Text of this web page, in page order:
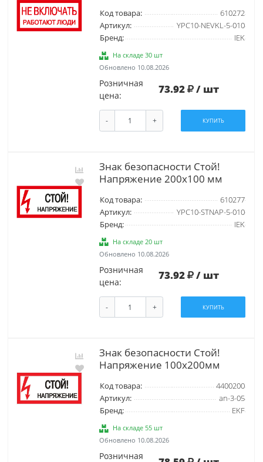
Код товара:
610272
Артикул:
YPC10-NEVKL-5-010
Бренд:
IEK
На складе 30 шт
Обновлено 10.08.2026
Розничная
цена:
73.92 / шт
- + КУПИТЬ
Знак безопасности Стой!
Напряжение 200х100 мм
Код товара:
610277
Артикул:
YPC10-STNAP-5-010
Бренд:
IEK
На складе 20 шт
Обновлено 10.08.2026
Розничная
цена:
73.92 / шт
- + КУПИТЬ
Знак безопасности Стой!
Напряжение 100х200мм
Код товара:
4400200
Артикул:
an-3-05
Бренд:
EKF
На складе 55 шт
Обновлено 10.08.2026
Розничная